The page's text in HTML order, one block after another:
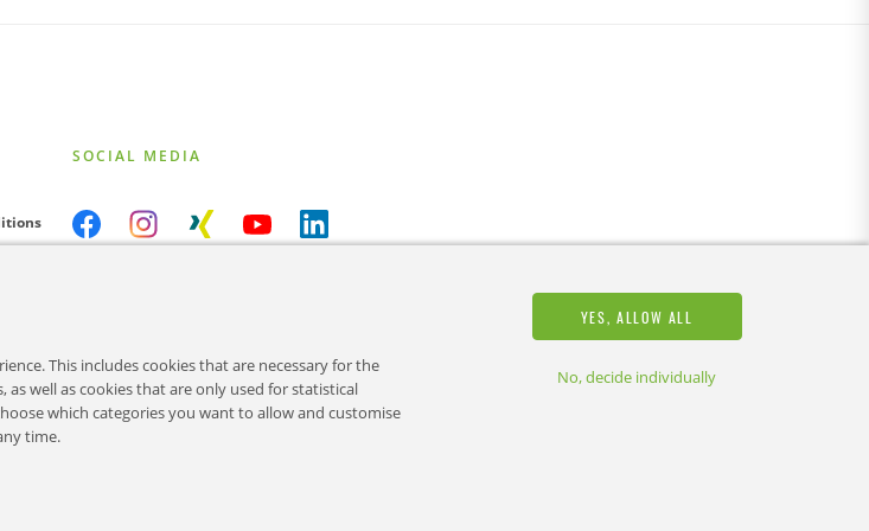
SOCIAL MEDIA
This includes cookies that are necessary for the
well as cookies that are only used for statistical
which categories you want to allow and customise
time.
YES, ALLOW ALL
No, decide individually